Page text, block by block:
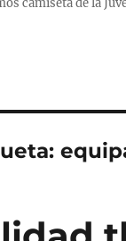
camiseta de la